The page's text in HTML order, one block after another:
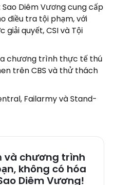
Diêm Vương cung cấp
điều tra tội phạm, với
quyết, CSI và Tội
chương trình thực tế thú
trên CBS và thử thách
Failarmy và Stand-
và chương trình
không có hóa
Diêm Vương!